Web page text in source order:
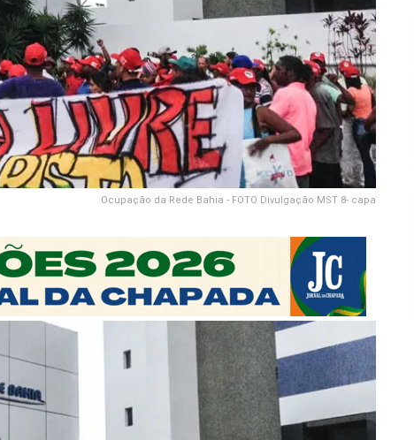
Ocupação da Rede Bahia - FOTO Divulgação MST 8- capa